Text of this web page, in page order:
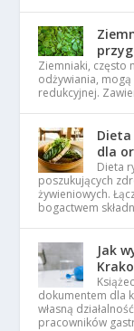
Ziemniaki, często
odżywiania,
redukcyjnej.
dla
Dieta
poszukujących
żywieniowych.
bogactwem
Jak
dokumentem dla
własną
pracowników